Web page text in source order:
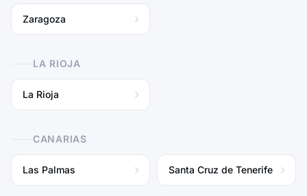
Zaragoza
LA RIOJA
La Rioja
CANARIAS
Las Palmas Santa Cruz de Tenerife